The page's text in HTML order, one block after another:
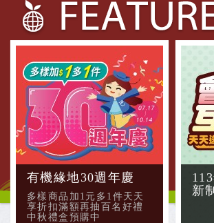
有機緣地30週年慶
多樣商品加1元多1件天天
享折扣滿額再抽百名好禮
中秋禮盒預購中
新制